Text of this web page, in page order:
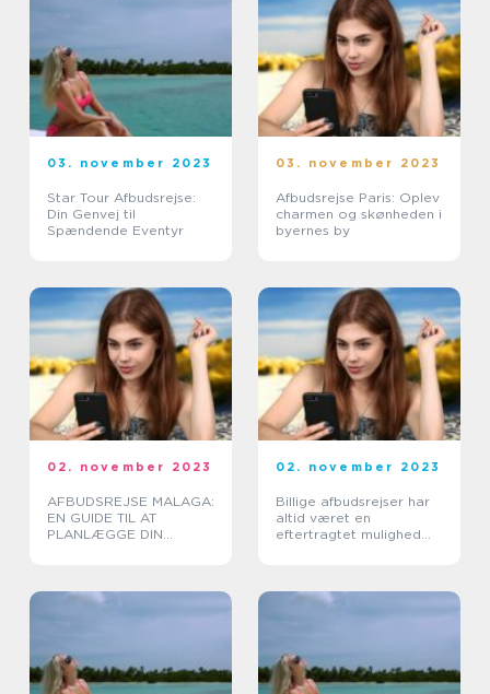
03. november 2023
Star Tour Afbudsrejse:
Din Genvej til
Spændende Eventyr
03. november 2023
Afbudsrejse Paris: Oplev
charmen og skønheden i
byernes by
02. november 2023
AFBUDSREJSE MALAGA:
EN GUIDE TIL AT
PLANLÆGGE DIN
02. november 2023
Billige afbudsrejser har
altid været en
eftertragtet mulighed
overkommelige priser